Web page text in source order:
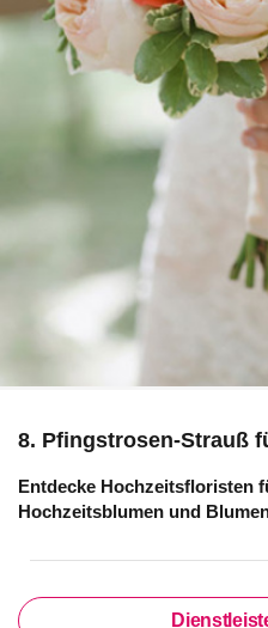
8. Pfingstrosen-Strauß
Entdecke Hochzeitsfloristen
Hochzeitsblumen und